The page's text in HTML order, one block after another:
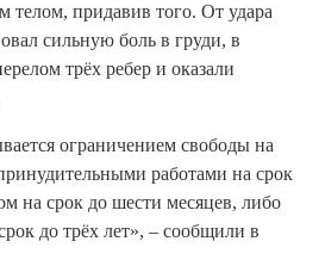
телом, придавив того. От удара
сильную боль в груди, в
трёх ребер и оказали
ограничением свободы на
работами на срок
на срок до шести месяцев, либо
до трёх лет», – сообщили в